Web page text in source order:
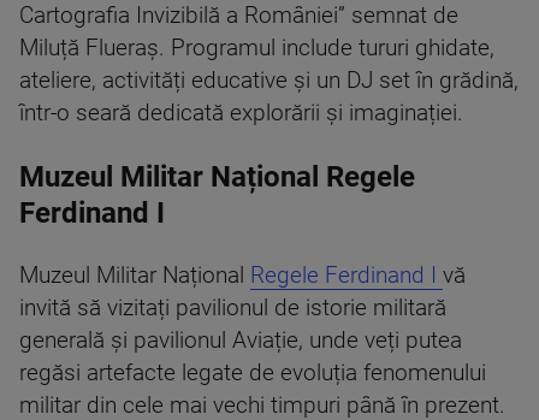
Cartografia Invizibilă a României” semnat de
Miluță Flueraș. Programul include tururi ghidate,
ateliere, activități educative și un DJ set în grădină,
într-o seară dedicată explorării și imaginației.
Muzeul Militar Național Regele
Ferdinand I
Muzeul Militar Național Regele Ferdinand I vă
invită să vizitați pavilionul de istorie militară
generală și pavilionul Aviație, unde veți putea
regăsi artefacte legate de evoluția fenomenului
militar din cele mai vechi timpuri până în prezent.